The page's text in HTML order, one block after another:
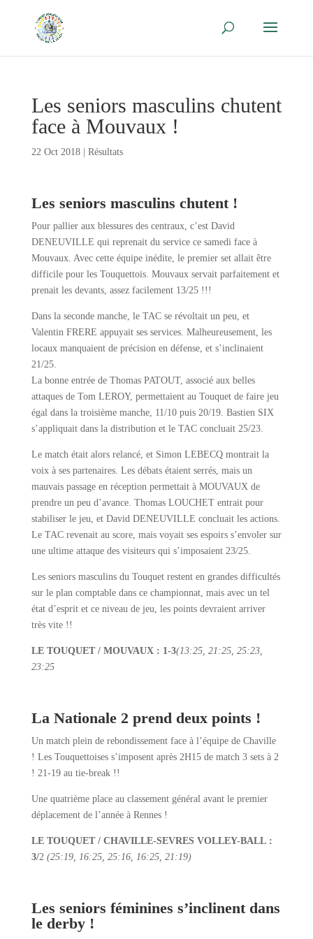
Les seniors masculins chutent
face à Mouvaux !
22 Oct 2018| Résultats
Les seniors masculins chutent !
Pour pallier aux blessures des centraux, c’est David
DENEUVILLE qui reprenait du service ce samedi face à
Mouvaux. Avec cette équipe inédite, le premier set allait être
difficile pour les Touquettois. Mouvaux servait parfaitement et
prenait les devants, assez facilement 13/25 !!!
Dans la seconde manche, le TAC se révoltait un peu, et
Valentin FRERE appuyait ses services. Malheureusement, les
locaux manquaient de précision en défense, et s’inclinaient
21/25.
La bonne entrée de Thomas PATOUT, associé aux belles
attaques de Tom LEROY, permettaient au Touquet de faire jeu
égal dans la troisième manche, 11/10 puis 20/19. Bastien SIX
s’appliquait dans la distribution et le TAC concluait 25/23.
Le match était alors relancé, et Simon LEBECQ montrait la
voix à ses partenaires. Les débats étaient serrés, mais un
mauvais passage en réception permettait à MOUVAUX de
prendre un peu d’avance. Thomas LOUCHET entrait pour
stabiliser le jeu, et David DENEUVILLE concluait les actions.
Le TAC revenait au score, mais voyait ses espoirs s’envoler sur
une ultime attaque des visiteurs qui s’imposaient 23/25.
Les seniors masculins du Touquet restent en grandes difficultés
sur le plan comptable dans ce championnat, mais avec un tel
état d’esprit et ce niveau de jeu, les points devraient arriver
très vite !!
LE TOUQUET / MOUVAUX : 1-3(13:25, 21:25, 25:23,
23:25
La Nationale 2 prend deux points !
Un match plein de rebondissement face à l’équipe de Chaville
! Les Touquettoises s’imposent après 2H15 de match 3 sets à 2
! 21-19 au tie-break !!
Une quatrième place au classement général avant le premier
déplacement de l’année à Rennes !
LE TOUQUET / CHAVILLE-SEVRES VOLLEY-BALL :
3/2 (25:19, 16:25, 25:16, 16:25, 21:19)
Les seniors féminines s’inclinent dans
le derby !